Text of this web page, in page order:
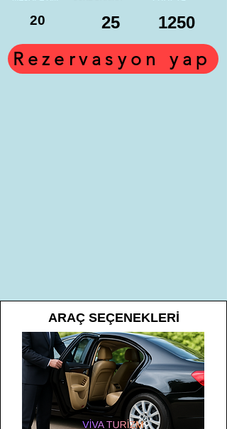
20 25 1250
Rezervasyon yap
ARAÇ SEÇENEKLERİ